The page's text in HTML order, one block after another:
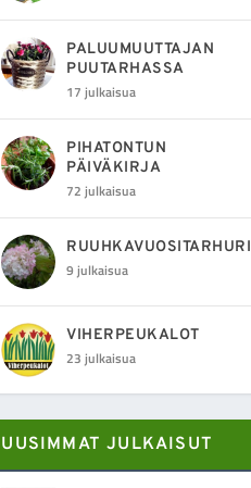
PALUUMUUTTAJAN
PUUTARHASSA
17 julkaisua
PIHATONTUN
PÄIVÄKIRJA
72 julkaisua
RUUHKAVUOSITARHURI
9 julkaisua
VIHERPEUKALOT
23 julkaisua
UUSIMMAT JULKAISUT